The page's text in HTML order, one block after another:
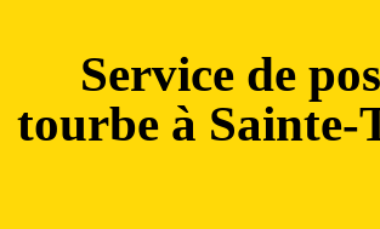
Service de
tourbe à Sainte-